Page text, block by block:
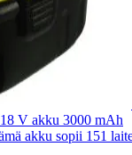
V akku 3000 mAh
akku sopii 151